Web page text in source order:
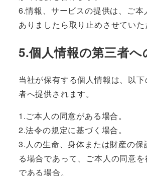
6.情報、サービスの提供は、ご本
ありましたら取り止めさせていた
5.個人情報の第三者へ
当社が保有する個人情報は、以
者へ提供されます。
1.ご本人の同意がある場合。
2.法令の規定に基づく場合。
3.人の生命、身体または財産の保
る場合であって、ご本人の同意
である場合。